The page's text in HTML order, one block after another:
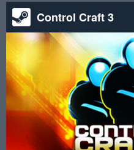
Control Craft 3